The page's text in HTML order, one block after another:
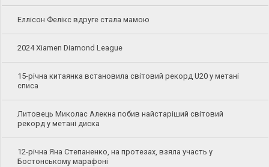
Еллісон Фелікс вдруге стала мамою
2024 Xiamen Diamond League
15-річна китаянка встановила світовий рекорд U20 у метані
списа
Литовець Миколас Алекна побив найстаріший світовий
рекорд у метані диска
12-річна Яна Степаненко, на протезах, взяла участь у
Бостонському марафоні